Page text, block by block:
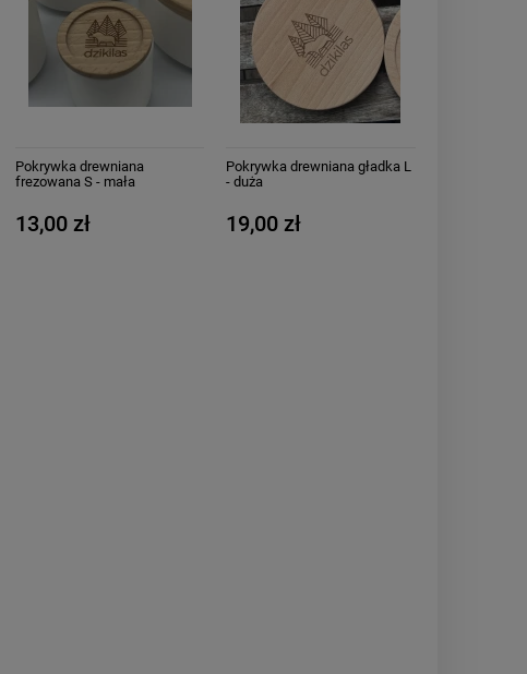
Pokrywka drewniana
frezowana S - mała
13,00 zł
Pokrywka drewniana gładka L
- duża
19,00 zł